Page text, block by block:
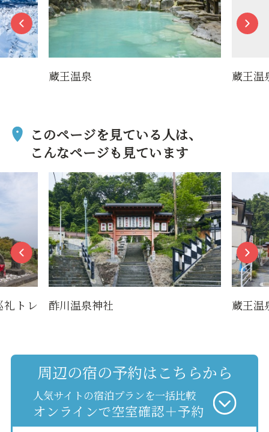
蔵王温泉 蔵王温
このページを見ている人は、
こんなページも見ています
トレ 酢川温泉神社 蔵王温
周辺の宿の予約はこちらから
人気サイトの宿泊プランを一括比較
オンラインで空室確認＋予約